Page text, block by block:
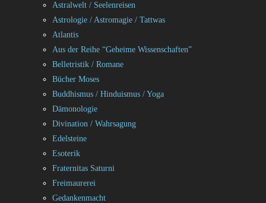
Astralwelt / Seelenreisen
Astrologie / Astromagie / Tattwas
Atlantis
Aus der Reihe “Geheime Wissenschaften”
Belletristik / Romane
Bücher Moses
Buddhismus / Hinduismus / Yoga
Dämonologie
Divination / Wahrsagung
Edelsteine
Esoterik
Fraternitas Saturni
Freimaurerei
Gedankenmacht